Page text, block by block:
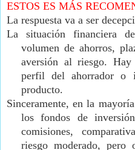
ESTOS ES MÁS
La respuesta va a ser
La situación financiera
volumen de ahorros,
aversión al riesgo.
perfil del ahorrador o
producto.
Sinceramente, en la
los fondos de
comisiones,
riesgo moderado, pero